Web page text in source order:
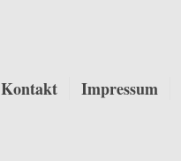
Kontakt Impressum